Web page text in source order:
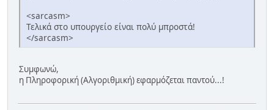
<sarcasm>
Τελικά στο υπουργείο είναι πολύ μπροστά!
</sarcasm>
Συμφωνώ,
η Πληροφορική (Αλγοριθμική) εφαρμόζεται παντού...!